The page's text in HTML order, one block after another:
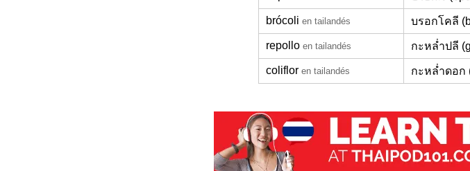
brócoli en tailandés บรอกโคลี
repollo en tailandés กะหล่ำปลี
coliflor en tailandés กะหล่ำดอก